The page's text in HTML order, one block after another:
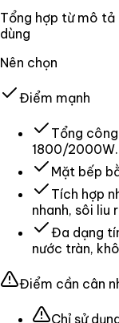
Tổng hợp từ mô
dùng
Nên chọn
Điểm mạnh
Tổng
1800/2000W.
Mặt bếp
Tích hợp
nhanh, sôi liu
Đa dạng
nước tràn,
Điểm cần cân
Chỉ sử